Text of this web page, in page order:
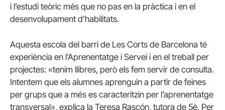
i l’estudi teòric més que no pas en la pràctica i en el
desenvolupament d’habilitats.
Aquesta escola del barri de Les Corts de Barcelona té
experiència en l’Aprenentatge i Servei i en el treball per
projectes: «tenim llibres, però els fem servir de consulta.
Intentem que els alumnes aprenguin a partir de feines
per grups que a més es caracteritzin per l’aprenentatge
transversal», explica la Teresa Rascón, tutora de 5è. Per